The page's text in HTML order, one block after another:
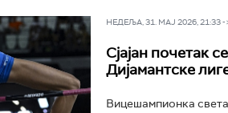
НЕДЕЉА, 31. МАЈ 2026, 21:33 -
Сјајан почетак
Дијамантске
Вицешампионка